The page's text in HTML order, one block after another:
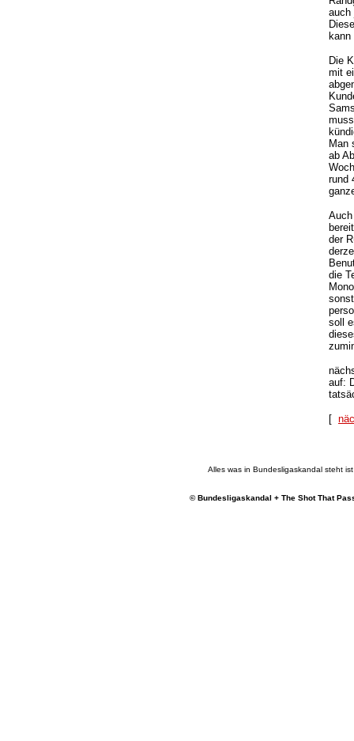
auch
Die
mit
Man
ab
rund
der
die
soll
auf:
[
Alles was in Bundesligaskandal steht
© Bundesligaskandal + The Shot That